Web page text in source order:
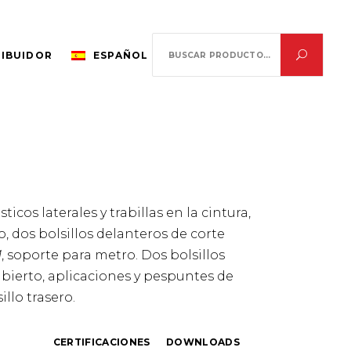
ESPAÑOL
laterales y trabillas en la cintura,
dos bolsillos delanteros de corte
, soporte para metro. Dos bolsillos
aplicaciones y pespuntes de
trasero.
CERTIFICACIONES DOWNLOADS